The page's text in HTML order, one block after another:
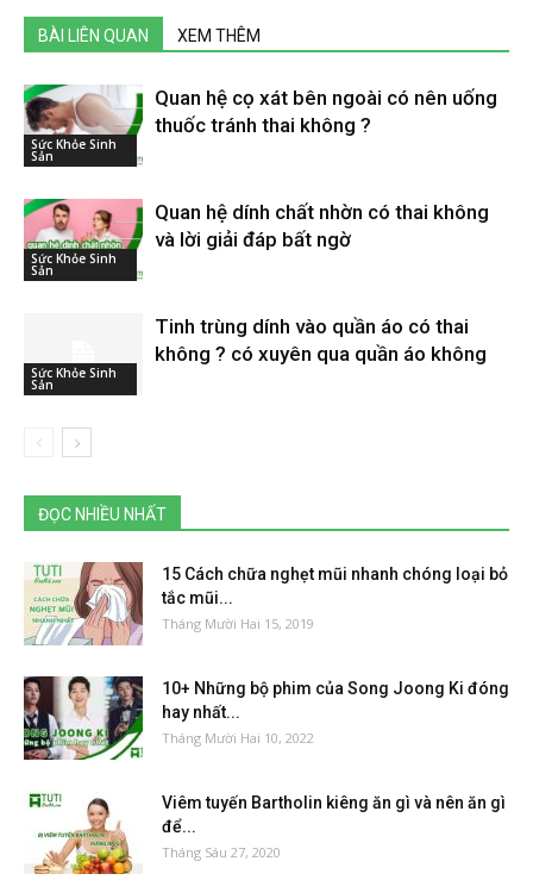
BÀI LIÊN QUAN XEM THÊM
Sức Khỏe Sinh
Sản
Quan hệ cọ xát bên ngoài có nên uống
thuốc tránh thai không ?
Sức Khỏe Sinh
Sản
Quan hệ dính chất nhờn có thai không
và lời giải đáp bất ngờ
Sức Khỏe Sinh
Sản
Tinh trùng dính vào quần áo có thai
không ? có xuyên qua quần áo không
ĐỌC NHIỀU NHẤT
15 Cách chữa nghẹt mũi nhanh chóng loại bỏ
tắc mũi...
Tháng Mười Hai 15, 2019
10+ Những bộ phim của Song Joong Ki đóng
hay nhất...
Tháng Mười Hai 10, 2022
Viêm tuyến Bartholin kiêng ăn gì và nên ăn gì
để...
Tháng Sáu 27, 2020